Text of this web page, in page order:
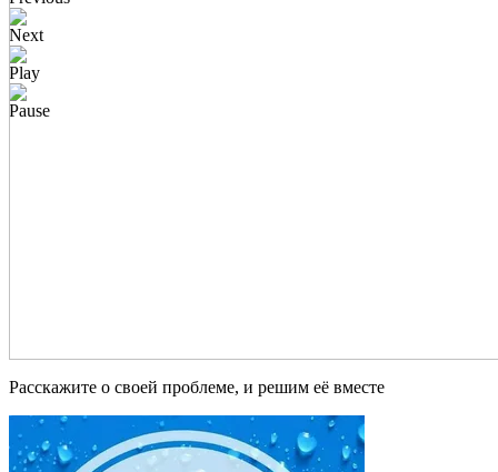
Расскажите о своей проблеме, и решим её вместе